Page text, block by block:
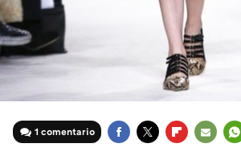
1 comentario